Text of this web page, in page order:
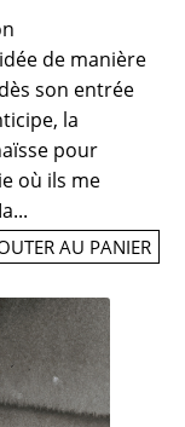
de manière
son entrée
la
pour
où ils me
AU PANIER